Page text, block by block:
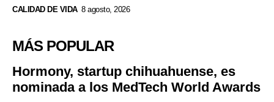
CALIDAD DE VIDA 8 agosto, 2026
MÁS POPULAR
Hormony, startup chihuahuense, es
nominada a los MedTech World Awards